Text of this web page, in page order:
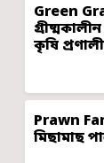
Green
কৃষি প্ৰণালী
Prawn
মিছামাছ